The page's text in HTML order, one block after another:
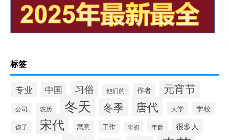
标签
专业 中国 习俗 他们的 作者 元宵节
公司 农历 冬天 冬季 唐代 大学 学校
孩子 宋代 寓意 工作 年初 年龄 很多人